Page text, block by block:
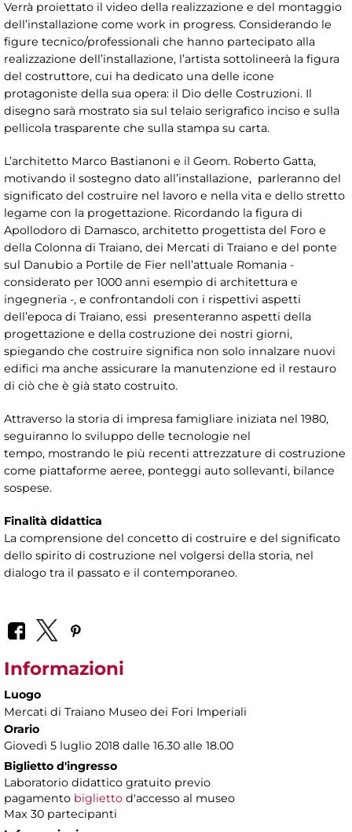
Verrà proiettato il video della realizzazione e del montaggio
dell’installazione come work in progress. Considerando le
figure tecnico/professionali che hanno partecipato alla
realizzazione dell’installazione, l’artista sottolineerà la figura
del costruttore, cui ha dedicato una delle icone
protagoniste della sua opera: il Dio delle Costruzioni. Il
disegno sarà mostrato sia sul telaio serigrafico inciso e sulla
pellicola trasparente che sulla stampa su carta.
L’architetto Marco Bastianoni e il Geom. Roberto Gatta,
motivando il sostegno dato all’installazione, parleranno del
significato del costruire nel lavoro e nella vita e dello stretto
legame con la progettazione. Ricordando la figura di
Apollodoro di Damasco, architetto progettista del Foro e
della Colonna di Traiano, dei Mercati di Traiano e del ponte
sul Danubio a Portile de Fier nell’attuale Romania -
considerato per 1000 anni esempio di architettura e
ingegneria -, e confrontandoli con i rispettivi aspetti
dell’epoca di Traiano, essi presenteranno aspetti della
progettazione e della costruzione dei nostri giorni,
spiegando che costruire significa non solo innalzare nuovi
edifici ma anche assicurare la manutenzione ed il restauro
di ciò che è già stato costruito.
Attraverso la storia di impresa famigliare iniziata nel 1980,
seguiranno lo sviluppo delle tecnologie nel
tempo, mostrando le più recenti attrezzature di costruzione
come piattaforme aeree, ponteggi auto sollevanti, bilance
sospese.
Finalità didattica
La comprensione del concetto di costruire e del significato
dello spirito di costruzione nel volgersi della storia, nel
dialogo tra il passato e il contemporaneo.
Informazioni
Luogo
Mercati di Traiano Museo dei Fori Imperiali
Orario
Giovedì 5 luglio 2018 dalle 16.30 alle 18.00
Biglietto d'ingresso
Laboratorio didattico gratuito previo
pagamento biglietto d'accesso al museo
Max 30 partecipanti